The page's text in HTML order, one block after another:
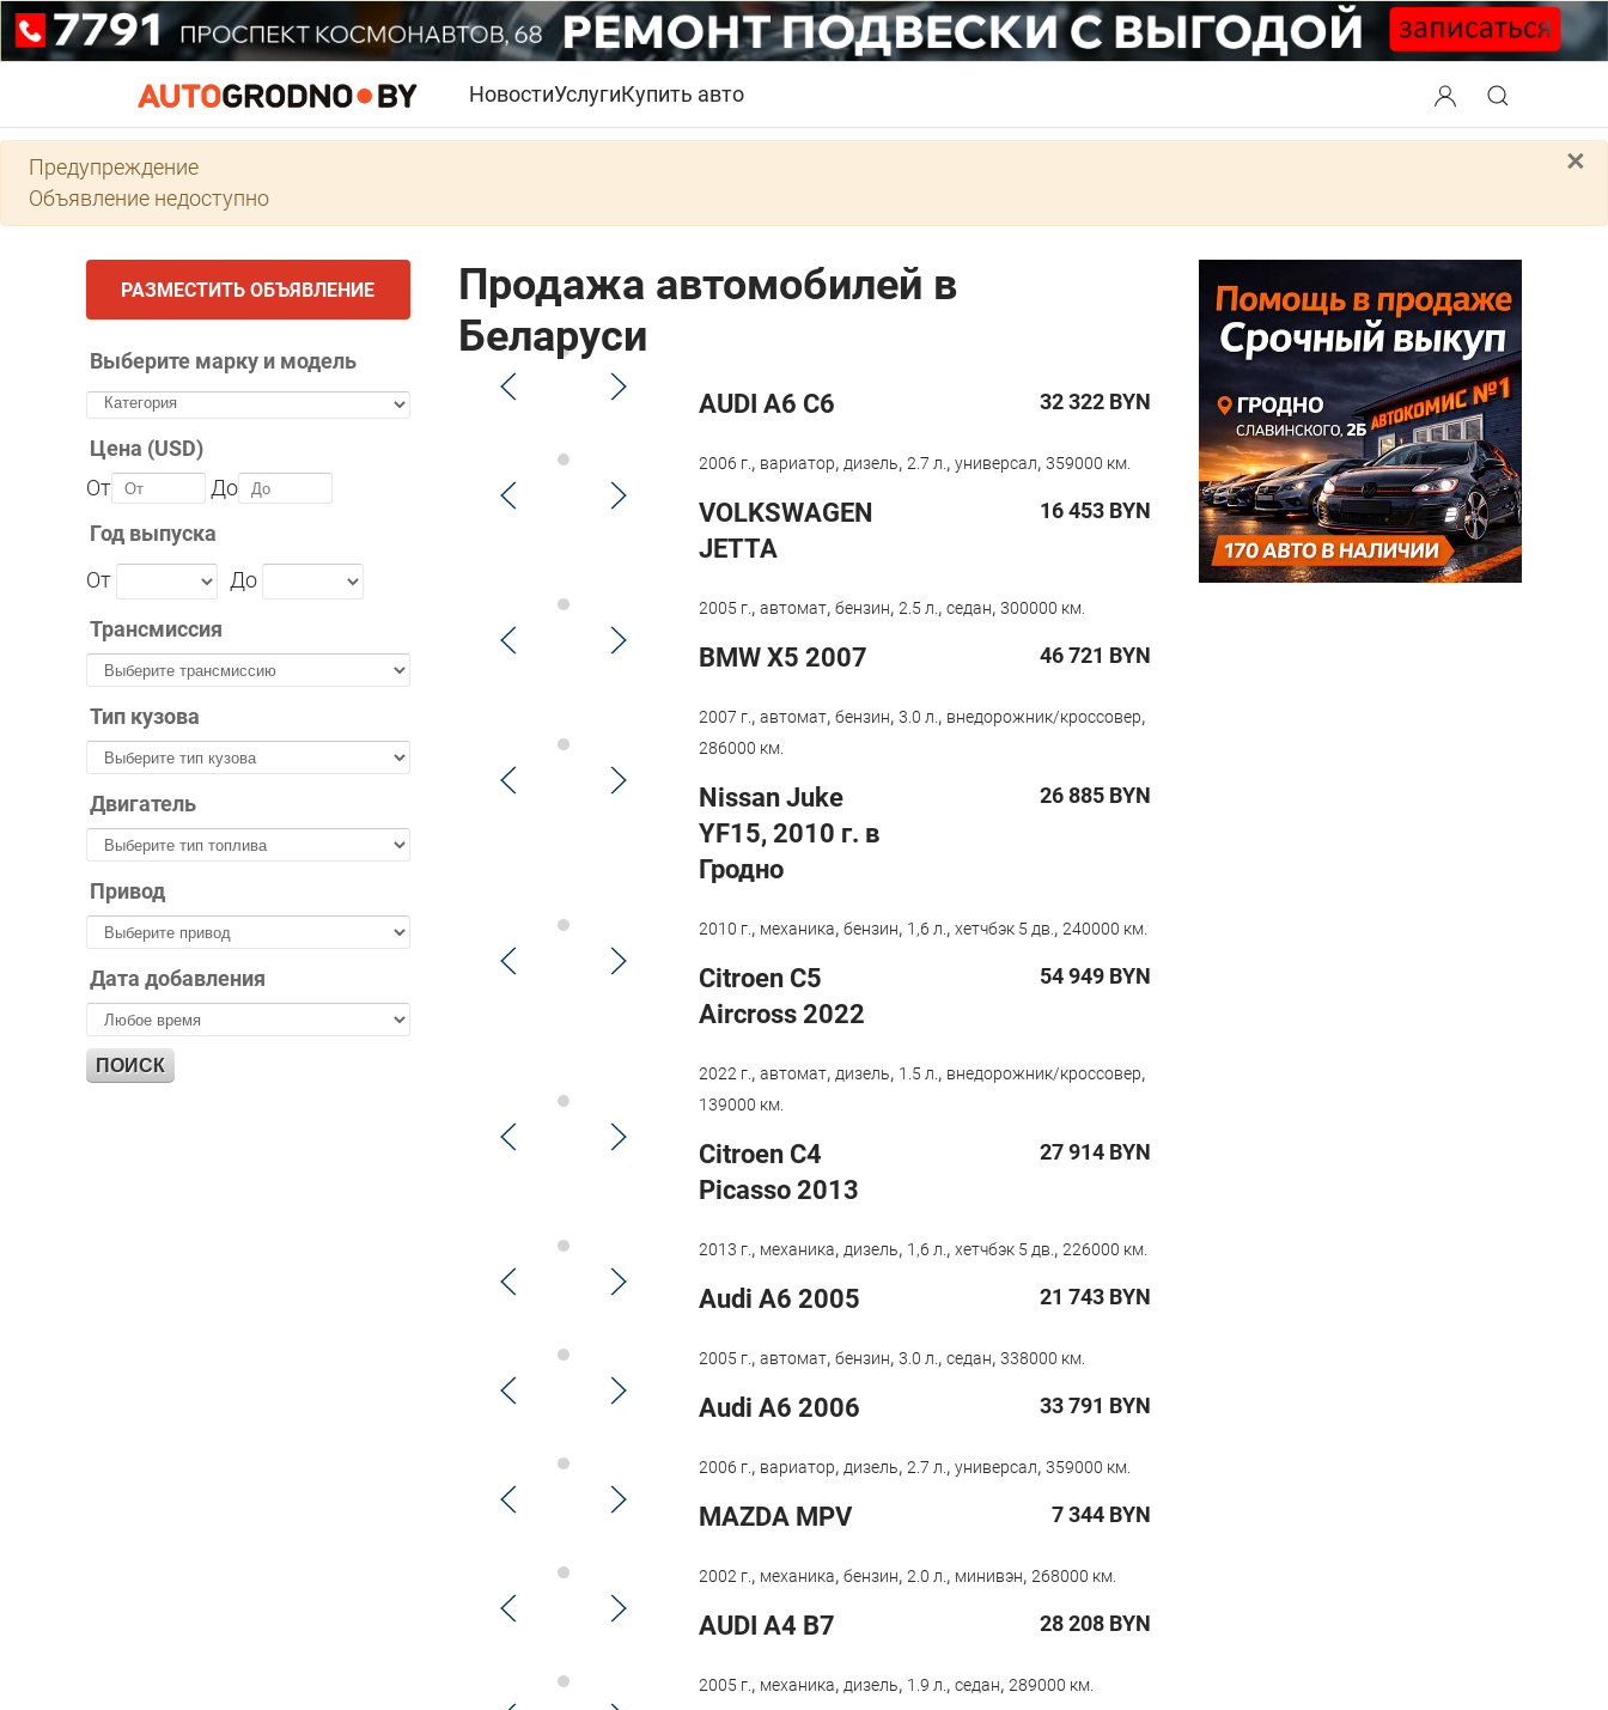
НовостиУслугиКупить авто
×
Предупреждение
Объявление недоступно
РАЗМЕСТИТЬ ОБЪЯВЛЕНИЕ
Выберите марку и модель
Цена (USD)
От
До
Год выпуска
От
До
Трансмиссия
Тип кузова
Двигатель
Привод
Дата добавления
ПОИСК
Продажа автомобилей в
Беларуси
AUDI A6 C6 32 322 BYN
2006 г., вариатор,дизель,2.7 л.,универсал,359000 км.
VOLKSWAGEN
JETTA
16 453 BYN
2005 г.,автомат,бензин,2.5 л.,седан,300000 км.
BMW X5 2007 46 721 BYN
2007 г.,автомат,бензин,3.0 л., внедорожник/кроссовер,
286000 км.
Nissan Juke
YF15, 2010 г. в
Гродно
26 885 BYN
2010 г., механика,бензин, 1,6 л.,хетчбэк 5 дв.,240000 км.
Citroen С5
Aircross 2022
54 949 BYN
2022 г.,автомат,дизель, 1.5 л., внедорожник/кроссовер,
139000 км.
Citroen C4
Picasso 2013
27 914 BYN
2013 г., механика,дизель, 1,6 л.,хетчбэк 5 дв.,226000 км.
Audi A6 2005 21 743 BYN
2005 г.,автомат,бензин,3.0 л.,седан,338000 км.
Audi A6 2006 33 791 BYN
2006 г., вариатор,дизель,2.7 л.,универсал,359000 км.
MAZDA MPV 7 344 BYN
2002 г., механика,бензин,2.0 л., минивэн,268000 км.
AUDI A4 B7 28 208 BYN
2005 г., механика,дизель, 1.9 л.,седан,289000 км.